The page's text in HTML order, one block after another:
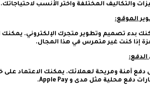
والتكاليف المختلفة واختر الأنسب لاحتياجاتك.
بدء تصميم وتطوير متجرك الإلكتروني.
إذا كنت غير متمرس في هذا المجال.